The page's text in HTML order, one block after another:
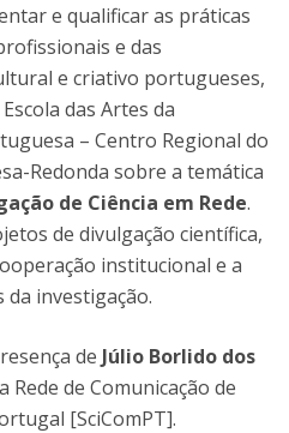
e qualificar as práticas
e das
e criativo portugueses,
das Artes da
– Centro Regional do
Redonda sobre a temática
de Ciência em Rede.
de divulgação científica,
institucional e a
investigação.
de Júlio Borlido dos
Rede de Comunicação de
[SciComPT].